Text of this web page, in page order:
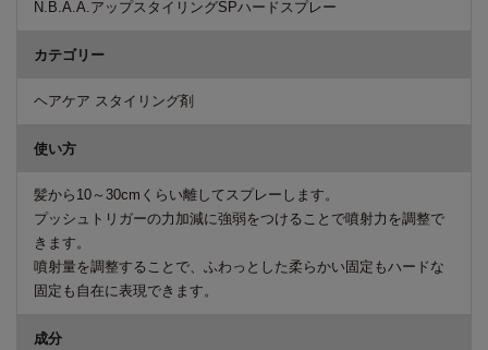
N.B.A.A.アップスタイリングSPハードスプレー
カテゴリー
ヘアケア スタイリング剤
使い方
髪から10～30cmくらい離してスプレーします。
プッシュトリガーの力加減に強弱をつけることで噴射力を調整で
きます。
噴射量を調整することで、ふわっとした柔らかい固定もハードな
固定も自在に表現できます。
成分